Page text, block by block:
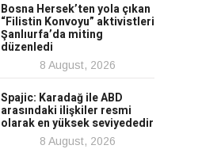
Bosna Hersek’ten yola çıkan
“Filistin Konvoyu” aktivistleri
Şanlıurfa’da miting
düzenledi
8 August, 2026
Spajic: Karadağ ile ABD
arasındaki ilişkiler resmi
olarak en yüksek seviyededir
8 August, 2026